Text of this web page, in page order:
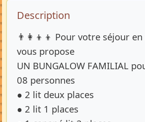
Description de
Description
👨‍👩‍👦‍👦 Pour votre séjour
vous propose
UN BUNGALOW FAMILIAL
08 personnes
● 2 lit deux places
● 2 lit 1 places